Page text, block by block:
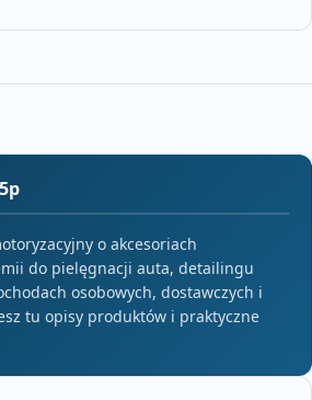
o akcesoriach
do pielęgnacji auta, detailingu
osobowych, dostawczych i
tu opisy produktów i praktyczne